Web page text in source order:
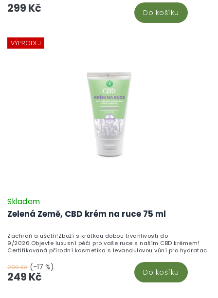
299 Kč Do košíku
unikátní kombinaci přírodních složek – dubovou kůru, cedr
atlantský, levanduli lékařskou a myrtу obecnou. Mast je určena pro
lokální péči o suchou, šupinatící se nebo podrážděnou pokožku a je
pocity napětí a svědění.Balcann je vhodný i pro miminka – zklidňuje
opruzená místa a kožní záhyby. Každou aplikaci doporučujeme
VÝPRODEJ
Zelená Země, CBD krém na ruce 75 ml
Skladem
299 Kč (-17 %)
249 Kč Do košíku
Zachraň a ušetři!Zboží s krátkou dobou trvanlivosti do
9/2026.Objevte luxusní péči pro vaše ruce s naším CBD krémem!
Certifikovaná přírodní kosmetika s levandulovou vůní pro hydrataci